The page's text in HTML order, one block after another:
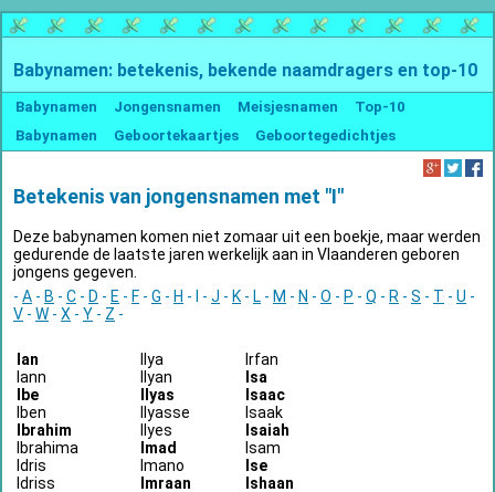
Babynamen: betekenis, bekende naamdragers en top-10
Babynamen Jongensnamen Meisjesnamen
Top-10
Babynamen
Geboortekaartjes Geboortegedichtjes
Betekenis van jongensnamen met "I"
Deze babynamen komen niet zomaar uit een boekje, maar werden
gedurende de laatste jaren werkelijk aan in Vlaanderen geboren
jongens gegeven.
- A - B - C - D - E - F - G - H - I - J - K - L - M - N - O - P - Q - R - S - T - U -
V - W - X - Y - Z -
Ian
Iann
Ibe
Iben
Ibrahim
Ibrahima
Idris
Idriss
Ilya
Ilyan
Ilyas
Ilyasse
Ilyes
Imad
Imano
Imraan
Irfan
Isa
Isaac
Isaak
Isaiah
Isam
Ise
Ishaan